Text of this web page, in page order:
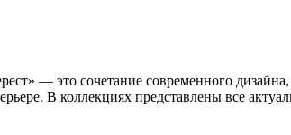
— это сочетание современного
В коллекциях представлены все